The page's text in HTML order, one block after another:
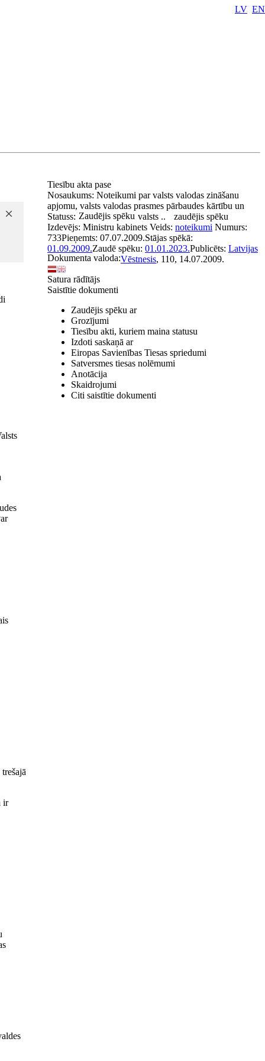
LV EN
ir
Tiesību akta pase
Nosaukums: Noteikumi par valsts valodas zināšanu
apjomu, valsts valodas prasmes pārbaudes kārtību un
valsts ..
Statuss: Zaudējis spēku
zaudējis spēku
Izdevējs: Ministru kabinets Veids: noteikumi Numurs:
733Pieņemts: 07.07.2009.Stājas spēkā:
01.09.2009.Zaudē spēku: 01.01.2023.Publicēts: Latvijas
Vēstnesis, 110, 14.07.2009.
Dokumenta valoda:
Satura rādītājs
Saistītie dokumenti
Zaudējis spēku ar
Grozījumi
Tiesību akti, kuriem maina statusu
Izdoti saskaņā ar
Eiropas Savienības Tiesas spriedumi
Satversmes tiesas nolēmumi
Anotācija
Skaidrojumi
Citi saistītie dokumenti